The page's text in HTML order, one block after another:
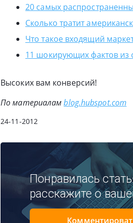
20 самых
Сколько тратит
Что такое входящий
11 шокирующих фактов из
Высоких вам конверсий!
По материаламblog.hubspot.com
24-11-2012
Понравилась
расскажите о